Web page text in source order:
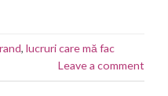
, lucruri care mă fac
Leave a comment